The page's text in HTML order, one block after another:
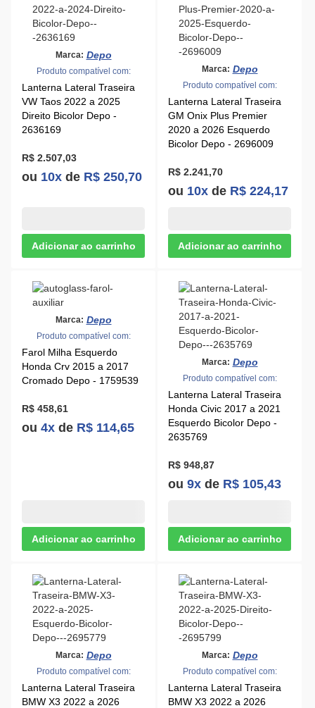
Marca: Depo
Produto compatível com:
Lanterna Lateral Traseira
VW Taos 2022 a 2025
Direito Bicolor Depo -
2636169
R$ 2.507,03
ou 10x de R$ 250,70
Marca: Depo
Produto compatível com:
Lanterna Lateral Traseira
GM Onix Plus Premier
2020 a 2026 Esquerdo
Bicolor Depo - 2696009
R$ 2.241,70
ou 10x de R$ 224,17
Marca: Depo
Produto compatível com:
Farol Milha Esquerdo
Honda Crv 2015 a 2017
Cromado Depo - 1759539
R$ 458,61
ou 4x de R$ 114,65
Marca: Depo
Produto compatível com:
Lanterna Lateral Traseira
Honda Civic 2017 a 2021
Esquerdo Bicolor Depo -
2635769
R$ 948,87
ou 9x de R$ 105,43
Marca: Depo
Produto compatível com:
Lanterna Lateral Traseira
BMW X3 2022 a 2026
Marca: Depo
Produto compatível com:
Lanterna Lateral Traseira
BMW X3 2022 a 2026